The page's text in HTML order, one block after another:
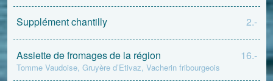
Supplément chantilly 2.-
Assiette de fromages de la région 16.-
Tomme Vaudoise, Gruyère d’Etivaz, Vacherin fribourgeois